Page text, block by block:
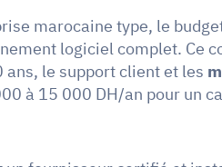
marocaine type, le
logiciel complet. Ce
le support client et les
à 15 000 DH/an pour un